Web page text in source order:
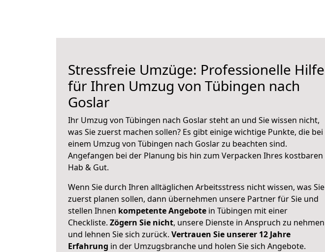
Stressfreie Umzüge: Professionelle Hilfe
für Ihren Umzug von Tübingen nach
Goslar
Ihr Umzug von Tübingen nach Goslar steht an und Sie wissen nicht,
was Sie zuerst machen sollen? Es gibt einige wichtige Punkte, die bei
einem Umzug von Tübingen nach Goslar zu beachten sind.
Angefangen bei der Planung bis hin zum Verpacken Ihres kostbaren
Hab & Gut.
Wenn Sie durch Ihren alltäglichen Arbeitsstress nicht wissen, was Sie
zuerst planen sollen, dann übernehmen unsere Partner für Sie und
stellen Ihnen kompetente Angebote in Tübingen mit einer
Checkliste. Zögern Sie nicht, unsere Dienste in Anspruch zu nehmen
und lehnen Sie sich zurück. Vertrauen Sie unserer 12 Jahre
Erfahrung in der Umzugsbranche und holen Sie sich Angebote.